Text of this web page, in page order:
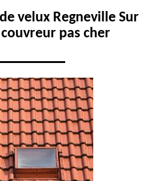
velux Regneville Sur
pas cher